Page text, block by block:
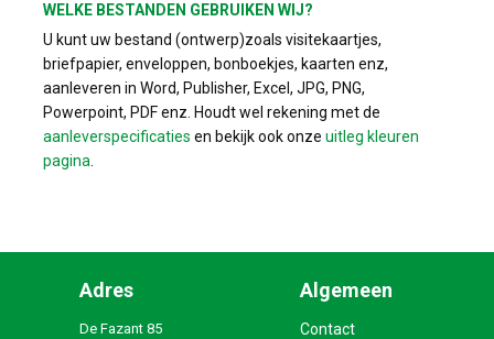
WELKE BESTANDEN GEBRUIKEN WIJ?
U kunt uw bestand (ontwerp)zoals visitekaartjes,
briefpapier, enveloppen, bonboekjes, kaarten enz,
aanleveren in Word, Publisher, Excel, JPG, PNG,
Powerpoint, PDF enz. Houdt wel rekening met de
aanleverspecificaties en bekijk ook onze uitleg kleuren
pagina
Adres
De Fazant 85
Algemeen
Contact